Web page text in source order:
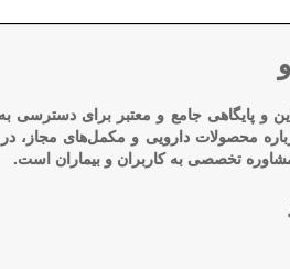
و پایگاهی جامع و معتبر برای
مشاوره تخصصی به کاربران و بیماران است.